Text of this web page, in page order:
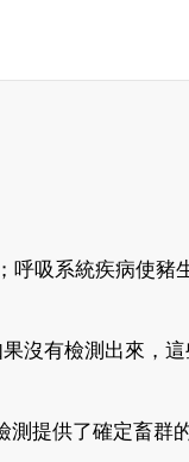
呼吸系統疾病使豬
沒有檢測出來，
測提供了確定畜群